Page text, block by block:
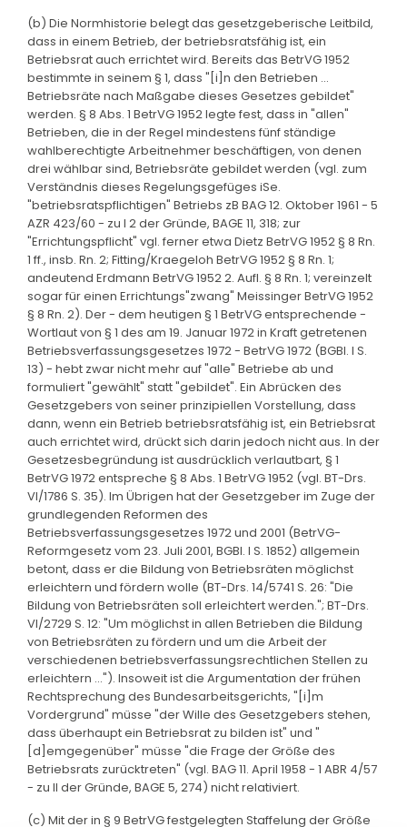
(b) Die Normhistorie belegt das gesetzgeberische Leitbild,
dass in einem Betrieb, der betriebsratsfähig ist, ein
Betriebsrat auch errichtet wird. Bereits das BetrVG 1952
bestimmte in seinem § 1, dass "[i]n den Betrieben ...
Betriebsräte nach Maßgabe dieses Gesetzes gebildet"
werden. § 8 Abs. 1 BetrVG 1952 legte fest, dass in "allen"
Betrieben, die in der Regel mindestens fünf ständige
wahlberechtigte Arbeitnehmer beschäftigen, von denen
drei wählbar sind, Betriebsräte gebildet werden (vgl. zum
Verständnis dieses Regelungsgefüges iSe.
"betriebsratspflichtigen" Betriebs zB BAG 12. Oktober 1961 - 5
AZR 423/60 - zu I 2 der Gründe, BAGE 11, 318; zur
"Errichtungspflicht" vgl. ferner etwa Dietz BetrVG 1952 § 8 Rn.
1 ff., insb. Rn. 2; Fitting/Kraegeloh BetrVG 1952 § 8 Rn. 1;
andeutend Erdmann BetrVG 1952 2. Aufl. § 8 Rn. 1; vereinzelt
sogar für einen Errichtungs"zwang" Meissinger BetrVG 1952
§ 8 Rn. 2). Der - dem heutigen § 1 BetrVG entsprechende -
Wortlaut von § 1 des am 19. Januar 1972 in Kraft getretenen
Betriebsverfassungsgesetzes 1972 - BetrVG 1972 (BGBl. I S.
13) - hebt zwar nicht mehr auf "alle" Betriebe ab und
formuliert "gewählt" statt "gebildet". Ein Abrücken des
Gesetzgebers von seiner prinzipiellen Vorstellung, dass
dann, wenn ein Betrieb betriebsratsfähig ist, ein Betriebsrat
auch errichtet wird, drückt sich darin jedoch nicht aus. In der
Gesetzesbegründung ist ausdrücklich verlautbart, § 1
BetrVG 1972 entspreche § 8 Abs. 1 BetrVG 1952 (vgl. BT-Drs.
VI/1786 S. 35). Im Übrigen hat der Gesetzgeber im Zuge der
grundlegenden Reformen des
Betriebsverfassungsgesetzes 1972 und 2001 (BetrVG-
Reformgesetz vom 23. Juli 2001, BGBl. I S. 1852) allgemein
betont, dass er die Bildung von Betriebsräten möglichst
erleichtern und fördern wolle (BT-Drs. 14/5741 S. 26: "Die
Bildung von Betriebsräten soll erleichtert werden."; BT-Drs.
VI/2729 S. 12: "Um möglichst in allen Betrieben die Bildung
von Betriebsräten zu fördern und um die Arbeit der
verschiedenen betriebsverfassungsrechtlichen Stellen zu
erleichtern ..."). Insoweit ist die Argumentation der frühen
Rechtsprechung des Bundesarbeitsgerichts, "[i]m
Vordergrund" müsse "der Wille des Gesetzgebers stehen,
dass überhaupt ein Betriebsrat zu bilden ist" und "
[d]emgegenüber" müsse "die Frage der Größe des
Betriebsrats zurücktreten" (vgl. BAG 11. April 1958 - 1 ABR 4/57
- zu II der Gründe, BAGE 5, 274) nicht relativiert.
(c) Mit der in § 9 BetrVG festgelegten Staffelung der Größe